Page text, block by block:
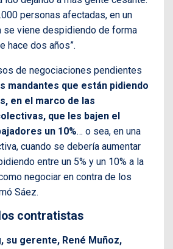
personas afectadas, en un
se viene despidiendo de forma
hace dos años”.
de negociaciones pendientes
mandantes que están pidiendo
en el marco de las
que les bajen el
un 10%… o sea, en una
cuando se debería aumentar
entre un 5% y un 10% a la
negociar en contra de los
Sáez.
contratistas
su gerente, René Muñoz,